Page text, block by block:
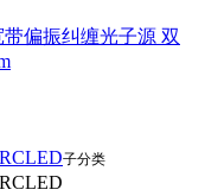
带偏振纠缠光子源 双
子分类